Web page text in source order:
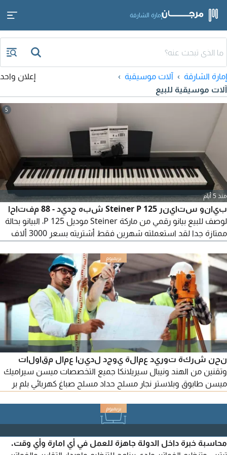
إمارة الشارقة
إمارة الشارقة
آلات موسيقية
آلات موسيقية للبيع
إعلان واحد
5
منذ 5 أيام
بيانو ستاينر Steiner P 125 شبه جديد - 88 مفتاحا
لوصف للبيع بيانو رقمي من ماركة Steiner موديل P 125، البيانو بحالة
ممتازة جدا لقد استعملته شهرين فقط أشتريته بسعر 3000 ألاف
مفتاحا بحجم كامل) ميزة Hammer Action (ثقل المفاتيح يشبه البيانو
مثالي للطلاب والمحترفين لسهولة نقله وجودة صوته. البيانو
نحن شركة توريد عمالة يوجد لدينا عمال مقاولات
وتقنين من الهند ونيبال سيريلانكا جميع التخصصات ميسن سيراميك
ميسن طابوق وبلاستر نجار مسلح حداد مسلح صباغ كهربائي بلم بر
محاسبة خبرة داخل الدولة جاهزة للعمل في أي امارة وأي وقت.